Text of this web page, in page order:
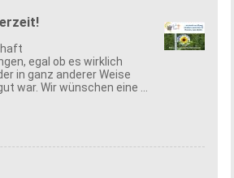
egal ob es wirklich
in ganz anderer Weise
war. Wir wünschen eine ...